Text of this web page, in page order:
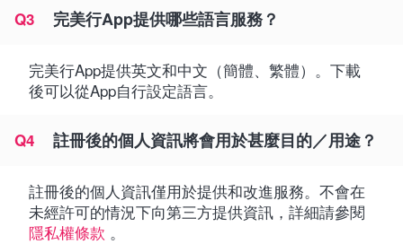
Q3 完美行App提供哪些語言服務？
完美行App提供英文和中文（簡體、繁體）。下載
後可以從App自行設定語言。
Q4 註冊後的個人資訊將會用於甚麼目的／用途？
註冊後的個人資訊僅用於提供和改進服務。不會在
未經許可的情況下向第三方提供資訊，詳細請參閱
隱私權條款 。